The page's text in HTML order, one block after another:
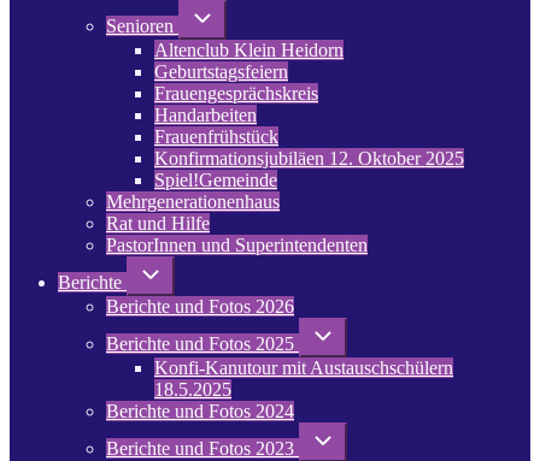
tab)
Senioren
Unternavigation
Senioren
Altenclub Klein Heidorn
Geburtstagsfeiern
Frauengesprächskreis
Handarbeiten
Frauenfrühstück
Konfirmationsjubiläen 12. Oktober 2025
Spiel!Gemeinde
Mehrgenerationenhaus
new
Rat und Hilfe
PastorInnen und Superintendenten
Berichte
Unternavigation
Berichte
Berichte und Fotos 2026
Berichte und Fotos 2025
Unternavigation
Berichte
2025
Konfi-Kanutour mit Austauschschülern
18.5.2025
Berichte und Fotos 2024
Berichte und Fotos 2023
Unternavigation